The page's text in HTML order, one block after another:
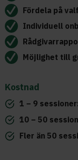
Fördela på
Individuell
Möjlighet till
Kostnad
1 – 9
10 – 50
Fler än 50